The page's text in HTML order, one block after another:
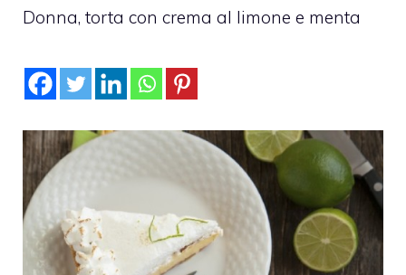
Donna, torta con crema al limone e menta